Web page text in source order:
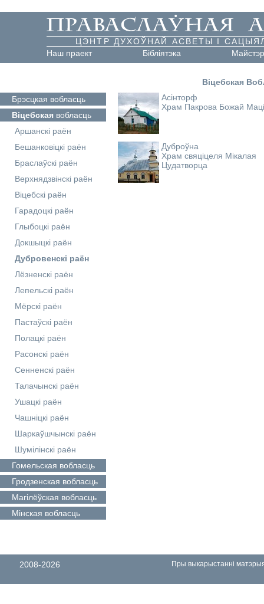
ЦЭНТР ДУХОЎНАЙ АСВЕТЫ І
Наш праект
Бібліятэка
Віцебская
Брэсцкая вобласць
Віцебская вобласць
Аршанскі раён
Бешанковіцкі раён
Браслаўскі раён
Верхнядзвінскі раён
Віцебскі раён
Гарадоцкі раён
Глыбоцкі раён
Докшыцкі раён
Дубровенскі раён
Лёзненскі раён
Лепельскі раён
Мёрскі раён
Пастаўскі раён
Полацкі раён
Расонскі раён
Сенненскі раён
Талачынскі раён
Ушацкі раён
Чашніцкі раён
Шаркаўшчынскі раён
Шумілінскі раён
Гомельская вобласць
Гродзенская вобласць
Магілёўская вобласць
Мінская вобласць
Асінторф
Храм Пакрова Божай Маці
Дуброўна
Храм свяціцеля Мікалая
Цудатворца
2008-2026 Пры выкарыстанні